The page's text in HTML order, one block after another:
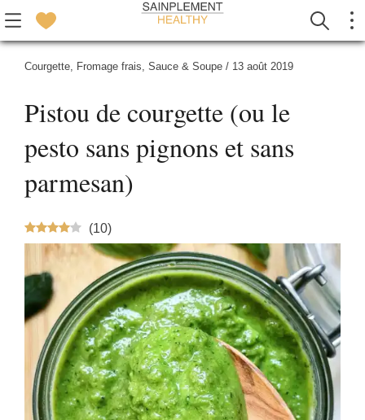
Courgette, Fromage frais, Sauce & Soupe / 13 août 2019
Pistou de courgette (ou le
pesto sans pignons et sans
parmesan)
(10)